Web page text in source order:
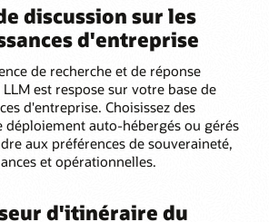
discussion sur les
d'entreprise
de recherche et de réponse
est respose sur votre base de
d'entreprise. Choisissez des
déploiement auto-hébergés ou gérés
aux préférences de souveraineté,
et opérationnelles.
d'itinéraire du